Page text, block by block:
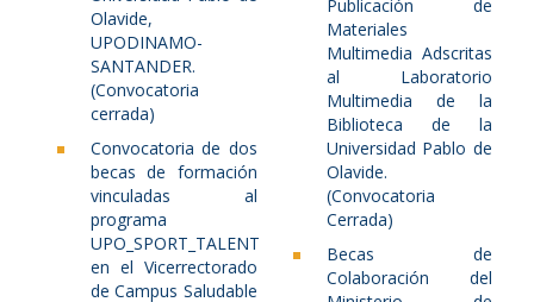
Olavide,
UPODINAMO-
SANTANDER.
(Convocatoria
cerrada)
Convocatoria de dos
becas de formación
vinculadas al
programa
UPO_SPORT_TALENT
en el Vicerrectorado
de Campus Saludable
Publicación de
Materiales
Multimedia Adscritas
al Laboratorio
Multimedia de la
Biblioteca de la
Universidad Pablo de
Olavide.
(Convocatoria
Cerrada)
Becas de
Colaboración del